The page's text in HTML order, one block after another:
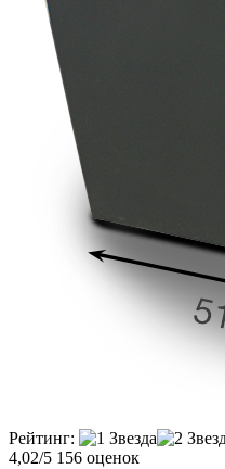
Рейтинг:
4,02/5 156 оценок